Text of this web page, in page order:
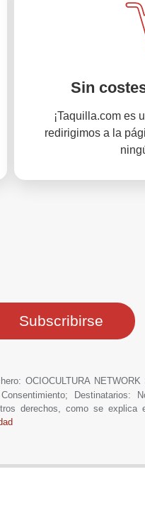
Sin
¡Taquilla.com es
redirigimos a la
OCIOCULTURA NETWORK
Destinatarios:
derechos, como se explica